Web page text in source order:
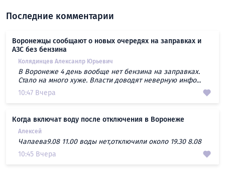
Последние комментарии
Воронежцы сообщают о новых очередях на заправках и
АЗС без бензина
Колядинцев Алексанлр Юрьевич
В Воронеже 4 день вообще нет бензина на заправках.
Стало на много хуже. Власти доводят неверную инфо...
10:47 Вчера
Когда включат воду после отключения в Воронеже
Алексей
Чапаева9.08 11.00 воды нет,отключили около 19.30 8.08
10:45 Вчера